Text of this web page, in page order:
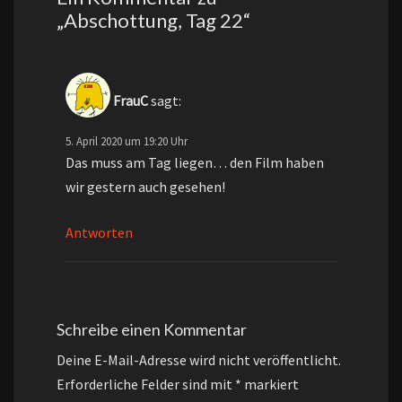
„Abschottung, Tag 22“
FrauCsagt:
5. April 2020 um 19:20 Uhr
Das muss am Tag liegen… den Film haben
wir gestern auch gesehen!
Antworten
Schreibe einen Kommentar
Deine E-Mail-Adresse wird nicht veröffentlicht.
Erforderliche Felder sind mit * markiert